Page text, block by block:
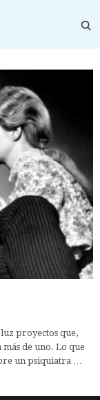
proyectos que,
de uno. Lo que
un psiquiatra …